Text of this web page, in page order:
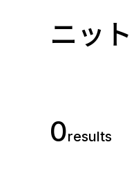
ニット
0results